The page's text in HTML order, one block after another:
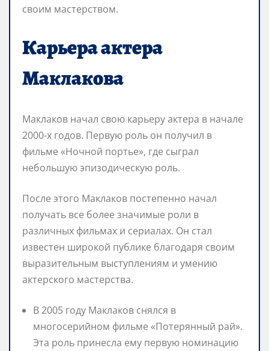
своим мастерством.
Карьера актера
Маклакова
Маклаков начал свою карьеру актера в начале
2000-х годов. Первую роль он получил в
фильме «Ночной портье», где сыграл
небольшую эпизодическую роль.
После этого Маклаков постепенно начал
получать все более значимые роли в
различных фильмах и сериалах. Он стал
известен широкой публике благодаря своим
выразительным выступлениям и умению
актерского мастерства.
В 2005 году Маклаков снялся в
многосерийном фильме «Потерянный рай».
Эта роль принесла ему первую номинацию